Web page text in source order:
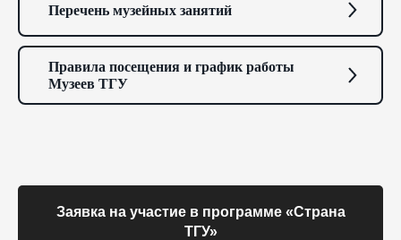
Перечень музейных занятий
Правила посещения и график работы
Музеев ТГУ
Заявка на участие в программе «Страна
ТГУ»‬